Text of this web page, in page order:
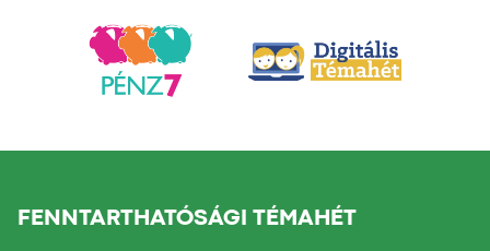
FENNTARTHATÓSÁGI TÉMAHÉT